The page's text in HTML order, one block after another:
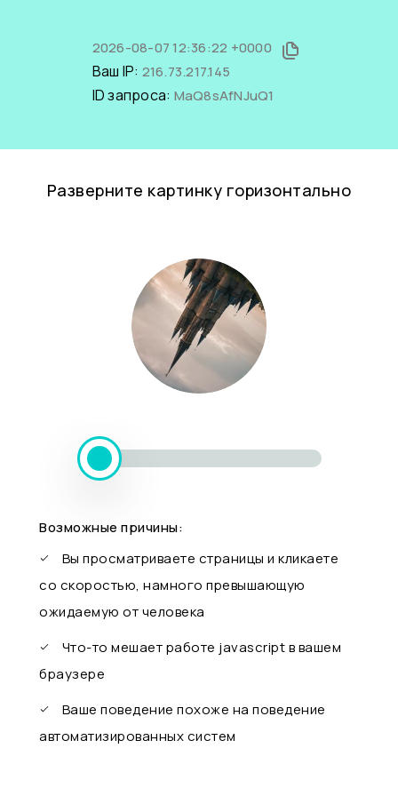
2026-08-07 12:36:22 +0000
Ваш IP: 216.73.217.145
ID запроса: MaQ8sAfNJuQ1
Разверните картинку горизонтально
Возможные причины:
Вы просматриваете страницы и кликаете
со скоростью, намного превышающую
ожидаемую от человека
Что-то мешает работе javascript в вашем
браузере
Ваше поведение похоже на поведение
автоматизированных систем